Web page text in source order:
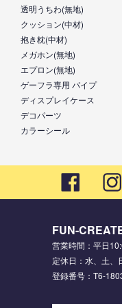
透明うちわ(無地)
クッション(中材)
抱き枕(中材)
メガホン(無地)
エプロン(無地)
ゲーフラ専用 パイプ
ディスプレイケース
デコパーツ
カラーシール
FUN-
営業時間：平日
定休日：水、土、
登録番号：T6-